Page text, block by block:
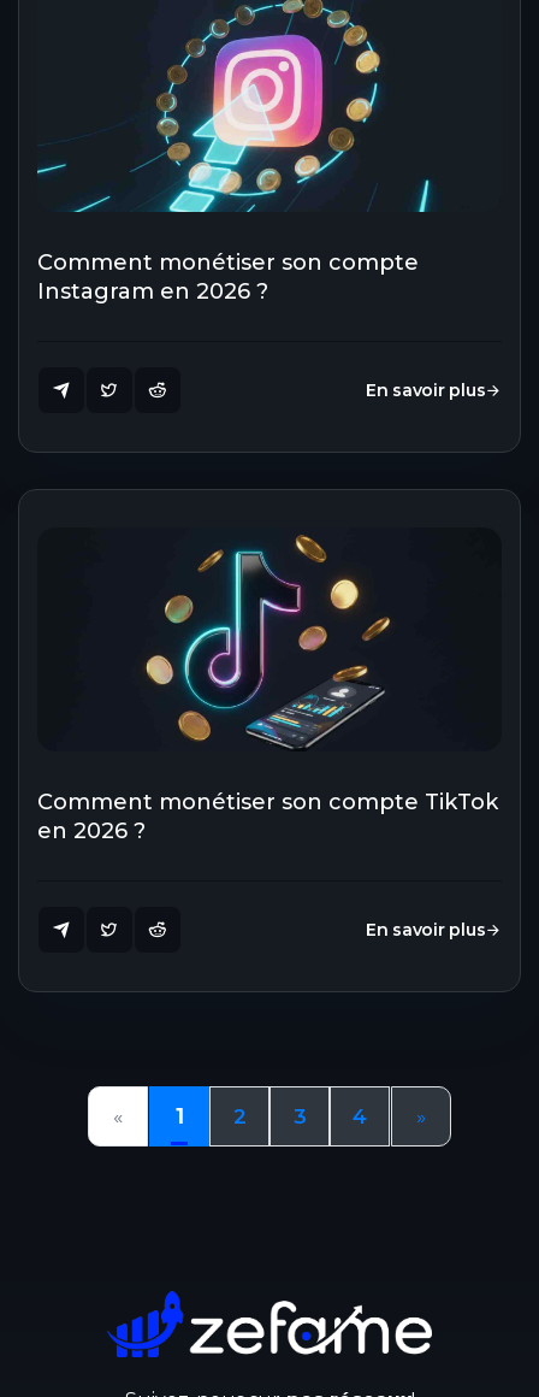
Comment monétiser son compte
Instagram en 2026 ?
En savoir plus
Comment monétiser son compte TikTok
en 2026 ?
En savoir plus
« 1 2 3 4 »